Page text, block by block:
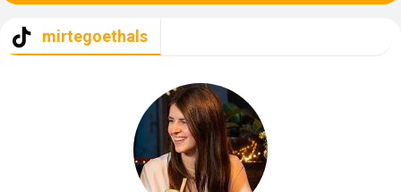
mirtegoethals